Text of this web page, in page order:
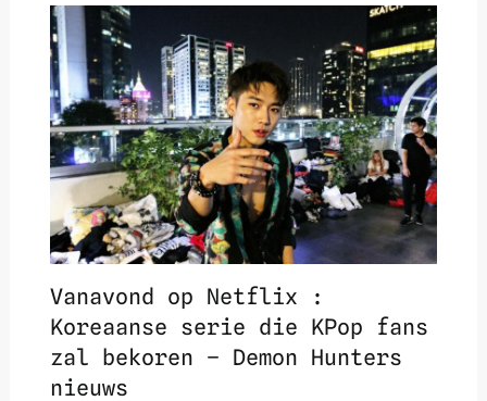
Vanavond op Netflix :
Koreaanse serie die KPop fans
zal bekoren – Demon Hunters
nieuws